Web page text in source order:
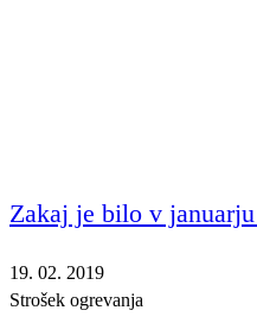
Zakaj je bilo v
19. 02. 2019
Strošek ogrevanja